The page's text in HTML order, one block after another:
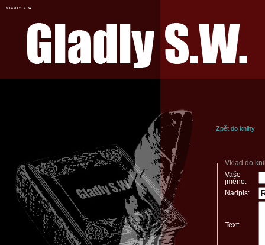
Gladly S.W.
Zpět do knihy
Vklad do
Vaše
jméno:
Nadpis:
Text: